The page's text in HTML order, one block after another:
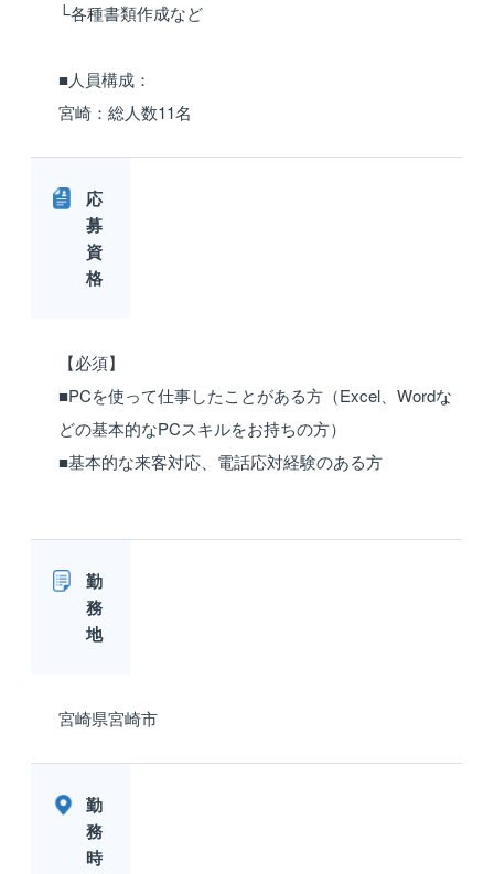
└各種書類作成など
■人員構成：
宮崎：総人数11名
応
募
資
格
【必須】
■PCを使って仕事したことがある方（Excel、Wordな
どの基本的なPCスキルをお持ちの方）
■基本的な来客対応、電話応対経験のある方
勤
務
地
宮崎県宮崎市
勤
務
時